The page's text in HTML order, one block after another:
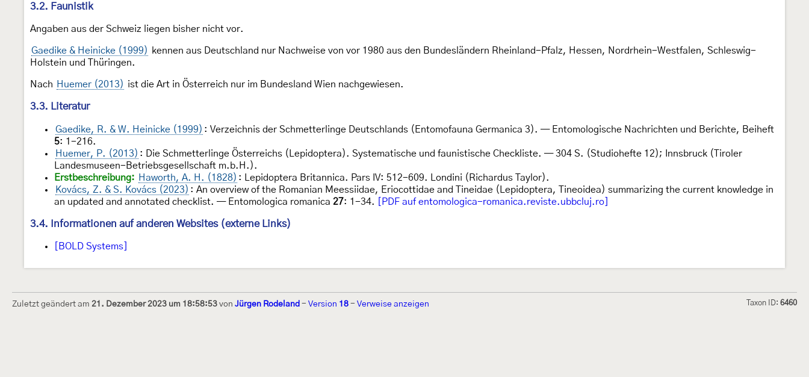
3.2. Faunistik
Angaben aus der Schweiz liegen bisher nicht vor.
Gaedike & Heinicke (1999)
kennen aus Deutschland nur Nachweise von vor 1980 aus den Bundesländern Rheinland-Pfalz, Hessen, Nordrhein-Westfalen, Schleswig-
Holstein und Thüringen.
Nach Huemer (2013) ist die Art in Österreich nur im Bundesland Wien nachgewiesen.
3.3. Literatur
Gaedike, R. & W. Heinicke (1999) : Verzeichnis der Schmetterlinge Deutschlands (Entomofauna Germanica 3). — Entomologische Nachrichten und Berichte, Beiheft
5: 1-216.
Huemer, P. (2013) : Die Schmetterlinge Österreichs (Lepidoptera). Systematische und faunistische Checkliste. — 304 S. (Studiohefte 12); Innsbruck (Tiroler
Landesmuseen-Betriebsgesellschaft m.b.H.).
Erstbeschreibung: Haworth, A. H. (1828) : Lepidoptera Britannica. Pars IV: 512-609. Londini (Richardus Taylor).
Kovács, Z. & S. Kovács (2023) : An overview of the Romanian Meessiidae, Eriocottidae and Tineidae (Lepidoptera, Tineoidea) summarizing the current knowledge in
an updated and annotated checklist. — Entomologica romanica 27: 1-34. [PDF auf entomologica-romanica.reviste.ubbcluj.ro]
3.4. Informationen auf anderen Websites (externe Links)
[BOLD Systems]
Zuletzt geändert am 21. Dezember 2023 um 18:58:53 von Jürgen Rodeland - Version 18 - Verweise anzeigen Taxon ID: 6460